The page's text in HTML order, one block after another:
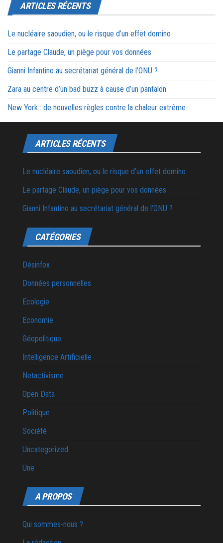
ARTICLES RÉCENTS
Le nucléaire saoudien, ou le risque d’un effet domino
Le partage Claude, un piège pour vos données
Gianni Infantino au secrétariat général de l’ONU ?
Zara au centre d’un bad buzz à cause d’un pantalon
New York : de nouvelles règles contre la chaleur extrême
ARTICLES RÉCENTS
Le nucléaire saoudien, ou le risque d’un effet domino
Le partage Claude, un piège pour vos données
Gianni Infantino au secrétariat général de l’ONU ?
CATÉGORIES
Désinfox
Données personnelles
Ecologie
Economie
Géopolitique
Intelligence Artificielle
Netactivisme
Open Data
Politique
Société
Uncategorized
Une
A PROPOS
Qui sommes-nous ?